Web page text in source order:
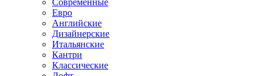
Современные
Евро
Английские
Дизайнерские
Итальянские
Кантри
Классические